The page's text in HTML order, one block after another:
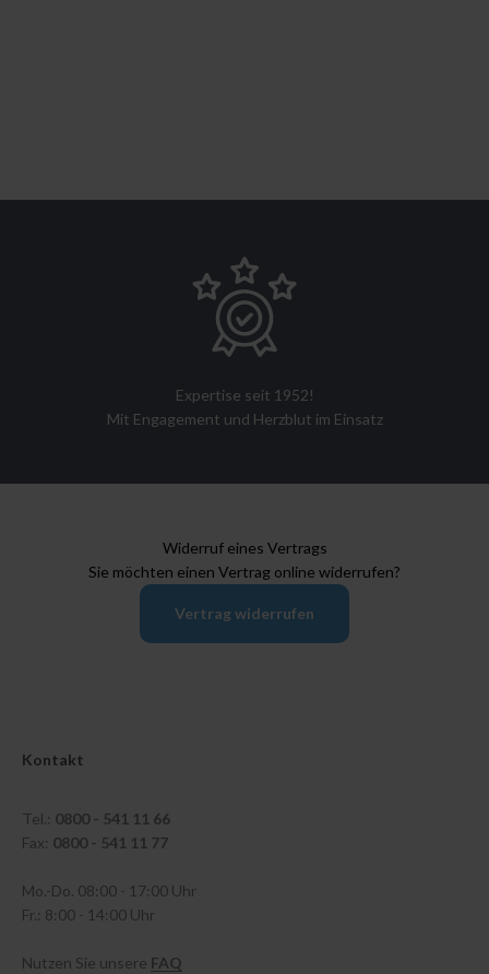
Expertise seit 1952!
Mit Engagement und Herzblut im Einsatz
Widerruf eines Vertrags
Sie möchten einen Vertrag online widerrufen?
Vertrag widerrufen
Kontakt
Tel.: 0800 - 541 11 66
Fax: 0800 - 541 11 77
Mo.-Do. 08:00 - 17:00 Uhr
Fr.: 8:00 - 14:00 Uhr
Nutzen Sie unsere FAQ